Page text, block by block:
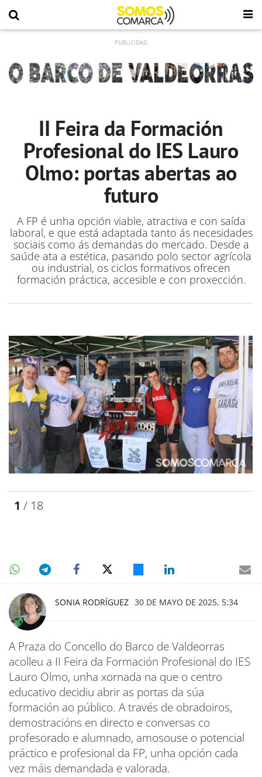
II Feira da Formación
Profesional do IES Lauro
Olmo: portas abertas ao
futuro
A FP é unha opción viable, atractiva e con saída
laboral, e que está adaptada tanto ás necesidades
sociais como ás demandas do mercado. Desde a
saúde ata a estética, pasando polo sector agrícola
ou industrial, os ciclos formativos ofrecen
formación práctica, accesible e con proxección.
1 / 18
SONIA RODRÍGUEZ 30 DE MAYO DE 2025, 5:34
A Praza do Concello do Barco de Valdeorras
acolleu a II Feira da Formación Profesional do IES
Lauro Olmo, unha xornada na que o centro
educativo decidiu abrir as portas da súa
formación ao público. A través de obradoiros,
demostracións en directo e conversas co
profesorado e alumnado, amosouse o potencial
práctico e profesional da FP, unha opción cada
vez máis demandada e valorada.